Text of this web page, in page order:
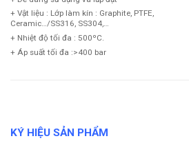
+ Vật liệu : Lớp làm kín : Graphite, PTFE,
Ceramic…/SS316, SS304,…
+ Nhiệt độ tối đa : 500ºC.
+ Áp suất tối đa :>400 bar
KÝ HIỆU SẢN PHẨM